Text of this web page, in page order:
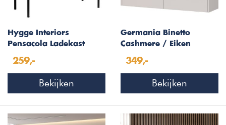
Hygge Interiors
Pensacola Ladekast
259,-
Bekijken
Germania Binetto
Cashmere / Eiken
Wandkast
349,-
Bekijken